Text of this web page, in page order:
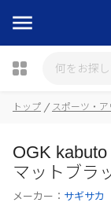
瓶詰
トップ スポーツ・
OGK
マットブラ
メーカー： サギサカ